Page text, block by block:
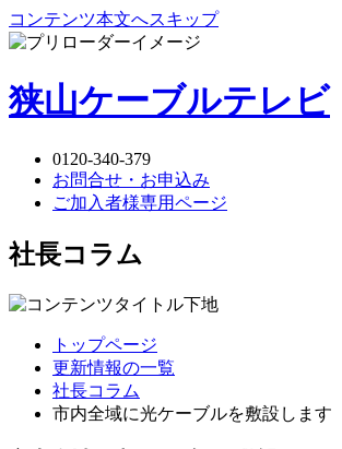
コンテンツ本文へスキップ
狭山ケーブルテレビ
0120-340-379
お問合せ・お申込み
ご加入者様専用ページ
社長コラム
トップページ
更新情報の一覧
社長コラム
市内全域に光ケーブルを敷設します